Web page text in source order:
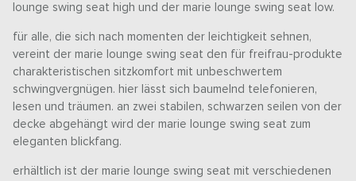
lounge swing seat high und der marie lounge swing seat low.
für alle, die sich nach momenten der leichtigkeit sehnen,
vereint der marie lounge swing seat den für freifrau-produkte
charakteristischen sitzkomfort mit unbeschwertem
schwingvergnügen. hier lässt sich baumelnd telefonieren,
lesen und träumen. an zwei stabilen, schwarzen seilen von der
decke abgehängt wird der marie lounge swing seat zum
eleganten blickfang.
erhältlich ist der marie lounge swing seat mit verschiedenen